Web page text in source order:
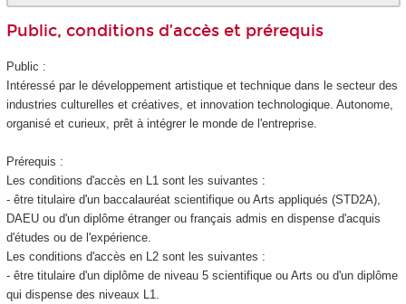
Public, conditions d’accès et prérequis
Public :
Intéressé par le développement artistique et technique dans le secteur des
industries culturelles et créatives, et innovation technologique. Autonome,
organisé et curieux, prêt à intégrer le monde de l'entreprise.
Prérequis :
Les conditions d'accès en L1 sont les suivantes :
- être titulaire d'un baccalauréat scientifique ou Arts appliqués (STD2A),
DAEU ou d'un diplôme étranger ou français admis en dispense d'acquis
d'études ou de l'expérience.
Les conditions d'accès en L2 sont les suivantes :
- être titulaire d'un diplôme de niveau 5 scientifique ou Arts ou d'un diplôme
qui dispense des niveaux L1.